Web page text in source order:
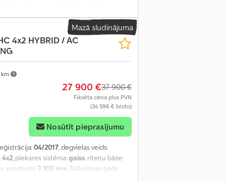
Mazā sludinājuma
4x2 HYBRID / AC
27 900 €37 900 €
Fiksēta cena plus PVN
(34 596 € bruto)
Nosūtīt pieprasījumu
04/2017, degvielas veids:
4x2, piekares sistēma:gaiss, riteņu bāze:
augstums: 3 300 mm, Ražošanas gads: